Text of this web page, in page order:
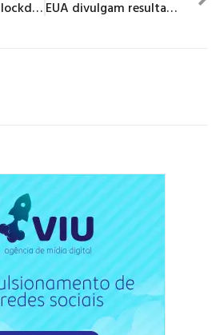
Justiça decreta lockdown na região metropolitana de São Luís EUA divulgam resultados sobre uso de medicamento contra coronavírus